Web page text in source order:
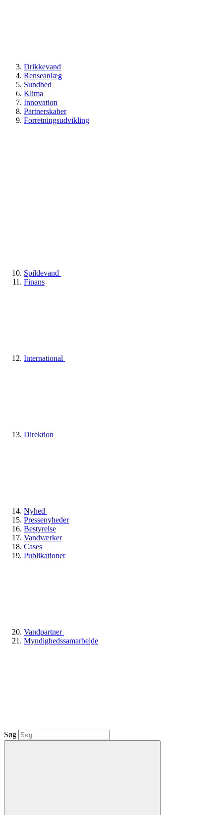
Drikkevand
Renseanlæg
Sundhed
Klima
Innovation
Partnerskaber
Forretningsudvikling
Spildevand
Finans
International
Direktion
Nyhed
Pressenyheder
Bestyrelse
Vandværker
Cases
Publikationer
Vandpartner
Myndighedssamarbejde
Søg